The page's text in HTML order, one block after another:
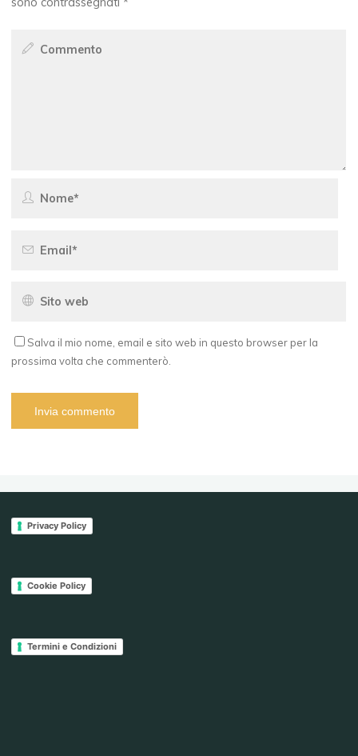
Salva il mio nome, email e sito web in questo browser per la
prossima volta che commenterò.
Privacy Policy
Cookie Policy
Termini e Condizioni